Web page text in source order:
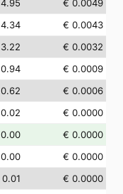
€ 0.0049
€ 0.0043
€ 0.0032
€ 0.0009
€ 0.0006
€ 0.0000
€ 0.0000
€ 0.0000
€ 0.0000